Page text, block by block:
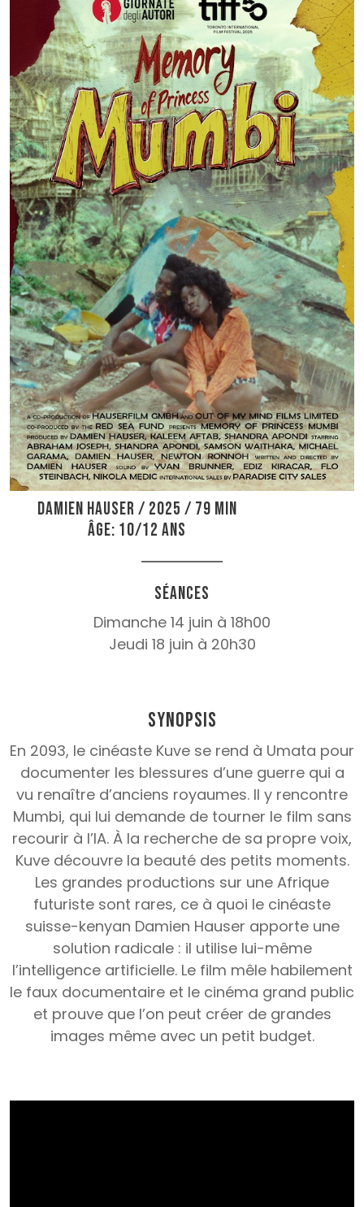
Damien Hauser / 2025 / 79 min
Âge: 10/12 ans
Séances
Dimanche 14 juin à 18h00
Jeudi 18 juin à 20h30
Synopsis
En 2093, le cinéaste Kuve se rend à Umata pour
documenter les blessures d’une guerre qui a
vu renaître d’anciens royaumes. Il y rencontre
Mumbi, qui lui demande de tourner le film sans
recourir à l’IA. À la recherche de sa propre voix,
Kuve découvre la beauté des petits moments.
Les grandes productions sur une Afrique
futuriste sont rares, ce à quoi le cinéaste
suisse-kenyan Damien Hauser apporte une
solution radicale : il utilise lui-même
l’intelligence artificielle. Le film mêle habilement
le faux documentaire et le cinéma grand public
et prouve que l’on peut créer de grandes
images même avec un petit budget.